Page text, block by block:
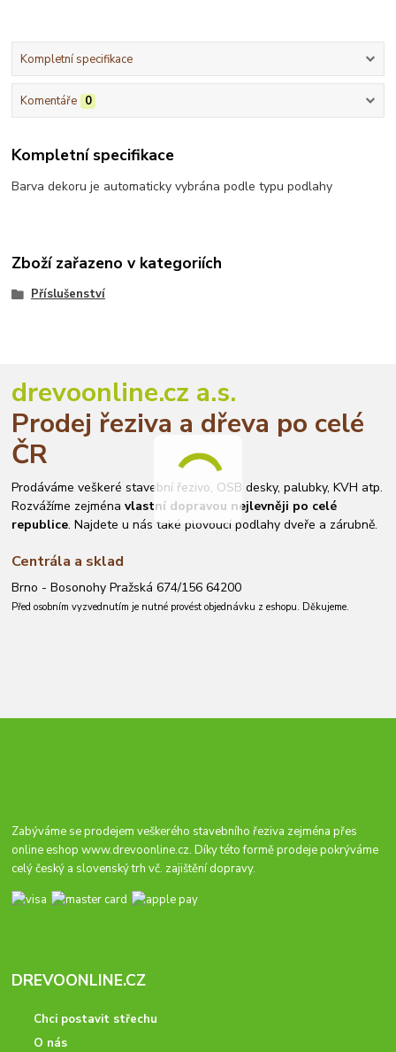
Kompletní specifikace
Komentáře 0
Kompletní specifikace
Barva dekoru je automaticky vybrána podle typu podlahy
Zboží zařazeno v kategoriích
Příslušenství
drevoonline.cz a.s.
Prodej řeziva a dřeva po celé
ČR
Prodáváme veškeré stavební řezivo, OSB desky, palubky, KVH atp.
Rozvážíme zejménavlastní dopravou nejlevněji po celé
republice. Najdete u nás také plovoucí podlahy dveře a zárubně.
Centrála a sklad
Brno - Bosonohy Pražská 674/156 64200
Před osobním vyzvednutím je nutné provést objednávku z eshopu. Děkujeme.
Zabýváme se prodejem veškerého stavebního řeziva zejména přes
online eshopwww.drevoonline.cz. Díky této formě prodeje pokrýváme
celý český a slovenský trh vč. zajištění dopravy.
DREVOONLINE.CZ
Chci postavit střechu
O nás